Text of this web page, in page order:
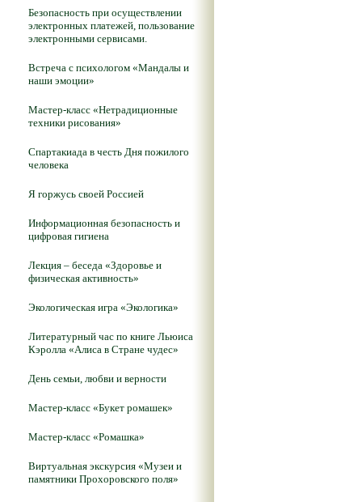
Безопасность при осуществлении
электронных платежей, пользование
электронными сервисами.
Встреча с психологом «Мандалы и
наши эмоции»
Мастер-класс «Нетрадиционные
техники рисования»
Спартакиада в честь Дня пожилого
человека
Я горжусь своей Россией
Информационная безопасность и
цифровая гигиена
Лекция – беседа «Здоровье и
физическая активность»
Экологическая игра «Экологика»
Литературный час по книге Льюиса
Кэролла «Алиса в Стране чудес»
День семьи, любви и верности
Мастер-класс «Букет ромашек»
Мастер-класс «Ромашка»
Виртуальная экскурсия «Музеи и
памятники Прохоровского поля»